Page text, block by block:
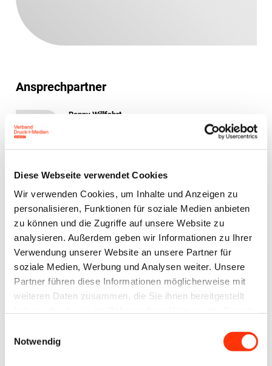
Diese Webseite verwendet Cookies
Wir verwenden Cookies, um Inhalte und Anzeigen zu
personalisieren, Funktionen für soziale Medien anbieten
zu können und die Zugriffe auf unsere Website zu
analysieren. Außerdem geben wir Informationen zu Ihrer
Verwendung unserer Website an unsere Partner für
soziale Medien, Werbung und Analysen weiter. Unsere
Partner führen diese Informationen möglicherweise mit
weiteren Daten zusammen, die Sie ihnen bereitgestellt
Notwendig
Ansprechpartner
Ronny Willfahrt
Jens Meyer
Geschäftsführer
j.meyer@vdm-beratung.de
+49 176 10 90 10 11
Stefan Brunken
Berater Arbeitssicherheit /
Umwelt & Nachhaltigkeit